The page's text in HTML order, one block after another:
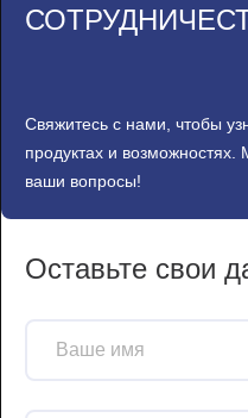
Свяжитесь с нами, чтобы
продуктах и
ваши вопросы!
Оставьте свои